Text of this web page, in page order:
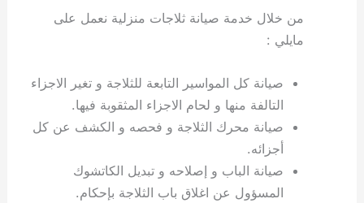
من خلال خدمة صيانة ثلاجات منزلية نعمل على
مايلي :
صيانة كل المواسير التابعة للثلاجة و تغير الاجزاء
التالفة منها و لحام الاجزاء المثقوبة فيها.
صيانة محرك الثلاجة و فحصه و الكشف عن كل
أجزائه.
صيانة الباب و إصلاحه و تبديل الكاتشوك
المسؤول عن اغلاق باب الثلاجة بإحكام.